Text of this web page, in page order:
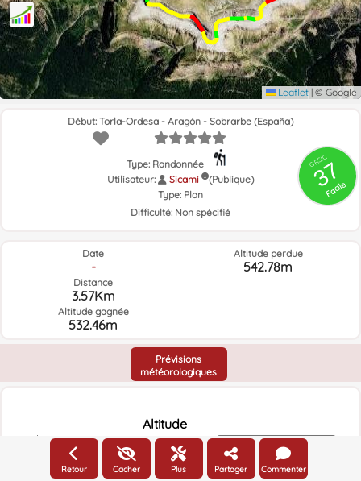
Leaflet | © Google
GRSIC
37
Facile
Début: Torla-Ordesa - Aragón - Sobrarbe (España)
Type: Randonnée
Utilisateur:
Sicami
(Publique)
Type: Plan
Difficulté: Non spécifié
Date
-
Distance
3.57Km
Altitude gagnée
532.46m
Altitude perdue
542.78m
Prévisions
météorologiques
Altitude
Altitude
Retour Cacher Plus Partager Commenter